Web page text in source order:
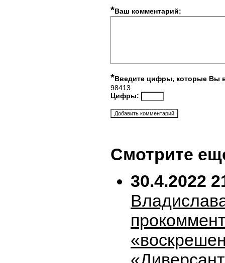
*Ваш комментарий:
*Введите цифры, которые Вы
98413
Цифры:
Смотрите
30.4.2022